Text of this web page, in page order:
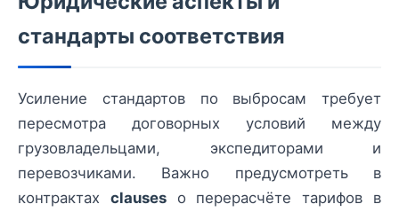
стандарты соответствия
Усиление стандартов по выбросам требует
пересмотра договорных условий между
грузовладельцами, экспедиторами и
перевозчиками. Важно предусмотреть в
контрактах clausesо перерасчёте тарифов в